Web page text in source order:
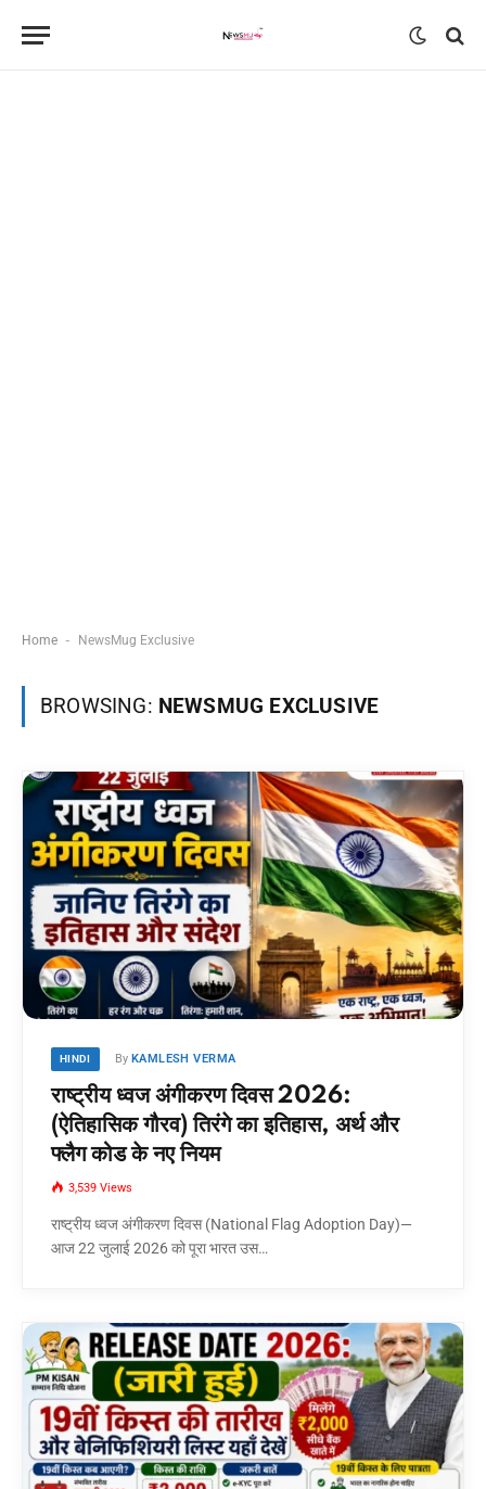
Home - NewsMug Exclusive
BROWSING: NEWSMUG EXCLUSIVE
HINDI By KAMLESH VERMA
राष्ट्रीय ध्वज अंगीकरण दिवस 2026:
(ऐतिहासिक गौरव) तिरंगे का इतिहास, अर्थ और
फ्लैग कोड के नए नियम
3,539 Views
राष्ट्रीय ध्वज अंगीकरण दिवस (National Flag Adoption Day)—
आज 22 जुलाई 2026 को पूरा भारत उस…